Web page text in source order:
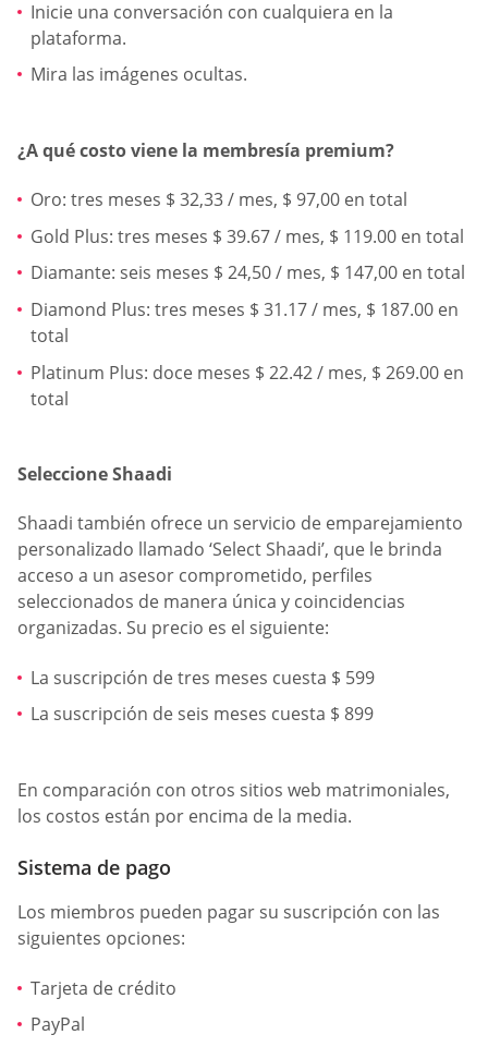
Inicie una conversación con cualquiera en la
plataforma.
Mira las imágenes ocultas.
¿A qué costo viene la membresía premium?
Oro: tres meses $ 32,33 / mes, $ 97,00 en total
Gold Plus: tres meses $ 39.67 / mes, $ 119.00 en total
Diamante: seis meses $ 24,50 / mes, $ 147,00 en total
Diamond Plus: tres meses $ 31.17 / mes, $ 187.00 en
total
Platinum Plus: doce meses $ 22.42 / mes, $ 269.00 en
total
Seleccione Shaadi
Shaadi también ofrece un servicio de emparejamiento
personalizado llamado ‘Select Shaadi’, que le brinda
acceso a un asesor comprometido, perfiles
seleccionados de manera única y coincidencias
organizadas. Su precio es el siguiente:
La suscripción de tres meses cuesta $ 599
La suscripción de seis meses cuesta $ 899
En comparación con otros sitios web matrimoniales,
los costos están por encima de la media.
Sistema de pago
Los miembros pueden pagar su suscripción con las
siguientes opciones:
Tarjeta de crédito
PayPal